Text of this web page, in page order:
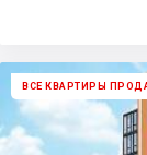
ВСЕ КВАРТИРЫ